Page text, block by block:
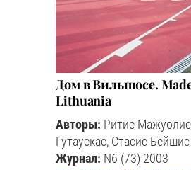
Дом в Вильнюсе.
Lithuania
Авторы: Ритис
Гутаускас, Стасис Бейшис
Журнал: N6 (73) 2003